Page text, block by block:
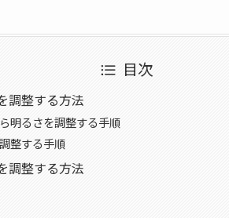
目次
調整する方法
明るさを調整する手順
整する手順
調整する方法